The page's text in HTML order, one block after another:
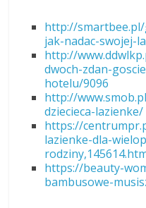
http://
jak-nadac-swojej-
http://
dwoch-zdan-
hotelu/9096
http://
dziecieca-lazienke/
https://
lazienke-dla-
https://beauty-
bambusowe-